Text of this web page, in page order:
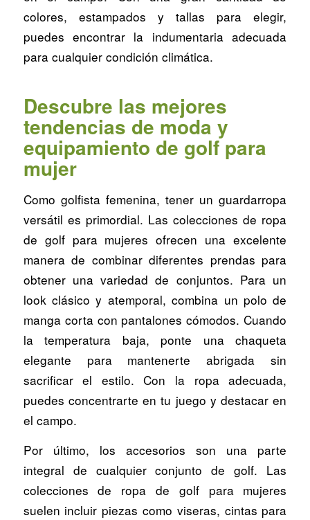
colores, estampados y tallas para elegir,
puedes encontrar la indumentaria adecuada
para cualquier condición climática.
Descubre las mejores
tendencias de moda y
equipamiento de golf para
mujer
Como golfista femenina, tener un guardarropa
versátil es primordial. Las colecciones de ropa
de golf para mujeres ofrecen una excelente
manera de combinar diferentes prendas para
obtener una variedad de conjuntos. Para un
look clásico y atemporal, combina un polo de
manga corta con pantalones cómodos. Cuando
la temperatura baja, ponte una chaqueta
elegante para mantenerte abrigada sin
sacrificar el estilo. Con la ropa adecuada,
puedes concentrarte en tu juego y destacar en
el campo.
Por último, los accesorios son una parte
integral de cualquier conjunto de golf. Las
colecciones de ropa de golf para mujeres
suelen incluir piezas como viseras, cintas para